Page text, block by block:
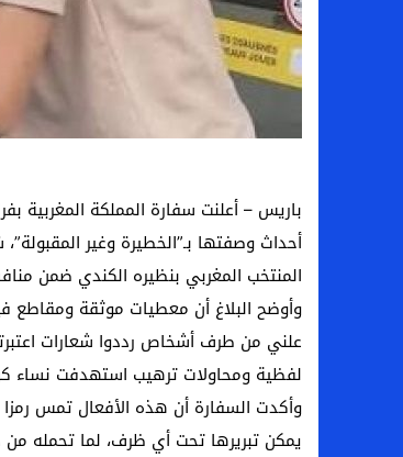
باريس – أعلنت سفارة المملكة
أحداث وصفتها بـ”الخطيرة وغير
المنتخب المغربي بنظيره الكندي ضمن منافسات كأس العالم 2026، وفق ما
وأوضح البلاغ أن معطيات موثقة ومقاطع
علني من طرف أشخاص رددوا شعارات
لفظية ومحاولات ترهيب استهدفت نساء
وأكدت السفارة أن هذه الأفعال تمس
يمكن تبريرها تحت أي ظرف، لما تحمله من